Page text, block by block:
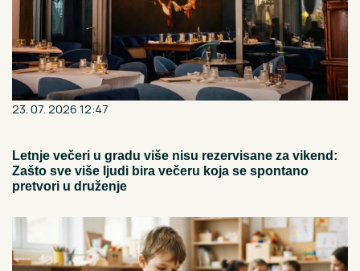
23. 07. 2026 12:47
Letnje večeri u gradu više nisu rezervisane za vikend:
Zašto sve više ljudi bira večeru koja se spontano
pretvori u druženje